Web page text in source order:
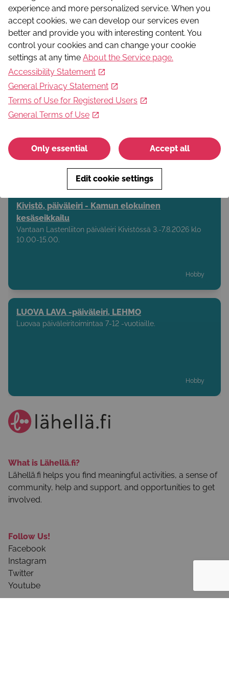
+358504302144
Web address
http://Www.folkhalsan.fi/perna
Show the activity on map
These could interest you
Ystävänpirtti - kohtaamispaikka ikäihmisille
Ystävänpirtti on avoin kohtaamispaikka ikäihmisille, jossa
järjestetään monimuotoista toimintaa kahvin kera.
Kivistö, päiväleiri - Kamun elokuinen
kesäseikkailu
Vantaan Lastenliiton päiväleiri Kivistössä 3.-7.8.2026 klo
10.00-15.00.
Hobby
LUOVA LAVA -päiväleiri, LEHMO
Luovaa päiväleiritoimintaa 7-12 -vuotiaille.
Hobby
What is Lähellä.fi?
Lähellä.fi helps you find meaningful activities, a sense of
community, help and support, and opportunities to get
involved.
Follow Us!
Facebook
Instagram
Twitter
Youtube
experience and more personalized service. When you
accept cookies, we can develop our services even
better and provide you with interesting content. You
control your cookies and can change your cookie
settings at any time About the Service page.
Accessibility Statement
General Privacy Statement
Terms of Use for Registered Users
General Terms of Use
Only essential Accept all
Edit cookie settings